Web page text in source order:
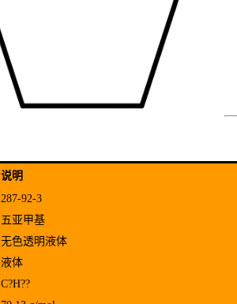
说明
287-92-3
五亚甲基
无色透明液体
液体
C?H??